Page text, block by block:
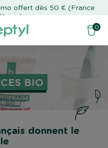
offert dès 50 € (France
0
bio
BIO
donnent le